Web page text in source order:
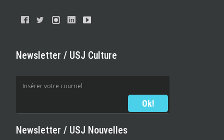
Newsletter / USJ Culture
Newsletter / USJ Nouvelles